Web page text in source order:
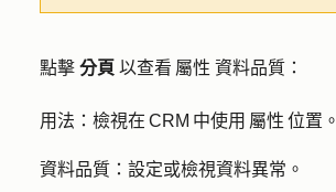
點擊 分頁 以查看 屬性 資料品質：
用法 ：檢視在 CRM 中使用 屬性 位置。
資料品質 ：設定或檢視資料異常。